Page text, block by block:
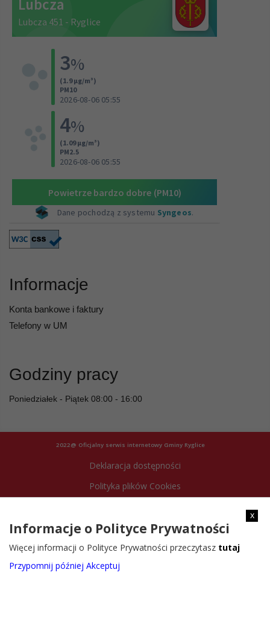
Informacje
Konta bankowe i faktury
Telefony w UM
Godziny pracy
Poniedziałek - Piątek 08:00 - 16:00
2022@ Oficjalny serwis internetowy Gminy Ryglice
Deklaracja dostępności
Polityka plików Cookies
x
Informacje o Polityce Prywatności
Więcej informacji o Polityce Prywatności przeczytasz tutaj
Przypomnij później Akceptuj